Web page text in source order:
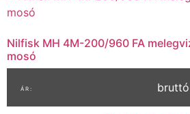
Nilfisk MH 4M-200/960 FA
mosó
bruttó